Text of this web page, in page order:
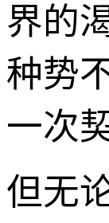
界的
种势
一次
但无